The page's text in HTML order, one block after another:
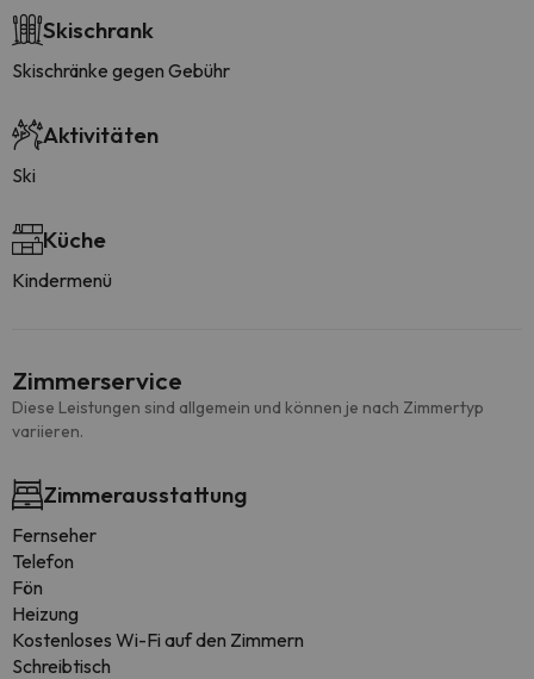
Skischrank
Skischränke gegen Gebühr
Aktivitäten
Ski
Küche
Kindermenü
Zimmerservice
Diese Leistungen sind allgemein und können je nach Zimmertyp
variieren.
Zimmerausstattung
Fernseher
Telefon
Fön
Heizung
Kostenloses Wi-Fi auf den Zimmern
Schreibtisch